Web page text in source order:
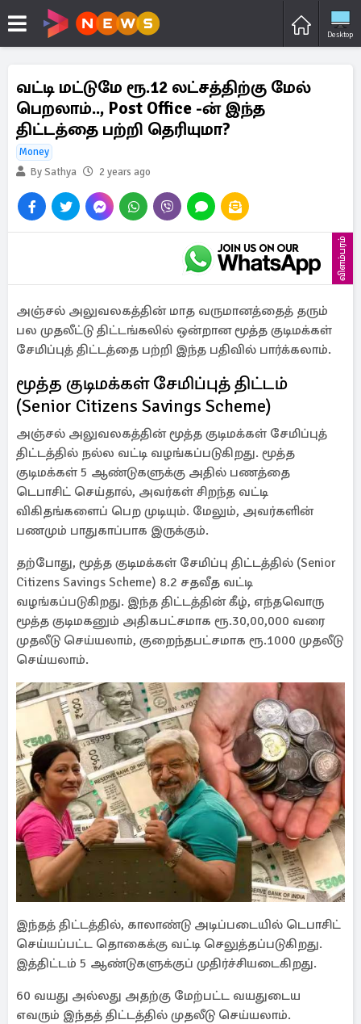
Desktop
வட்டி மட்டுமே ரூ.12 லட்சத்திற்கு மேல்
பெறலாம்.., Post Office -ன் இந்த
திட்டத்தை பற்றி தெரியுமா?
Money
By Sathya
2 years ago
விளம்பரம்
அஞ்சல் அலுவலகத்தின் மாத வருமானத்தைத் தரும்
பல முதலீட்டு திட்டங்கலில் ஒன்றான மூத்த குடிமக்கள்
சேமிப்புத் திட்டத்தை பற்றி இந்த பதிவில் பார்க்கலாம்.
மூத்த குடிமக்கள் சேமிப்புத் திட்டம்
(Senior Citizens Savings Scheme)
அஞ்சல் அலுவலகத்தின் மூத்த குடிமக்கள் சேமிப்புத்
திட்டத்தில் நல்ல வட்டி வழங்கப்படுகிறது. மூத்த
குடிமக்கள் 5 ஆண்டுகளுக்கு அதில் பணத்தை
டெபாசிட் செய்தால், அவர்கள் சிறந்த வட்டி
விகிதங்களைப் பெற முடியும். மேலும், அவர்களின்
பணமும் பாதுகாப்பாக இருக்கும்.
தற்போது, ​​மூத்த குடிமக்கள் சேமிப்பு திட்டத்தில் (Senior
Citizens Savings Scheme) 8.2 சதவீத வட்டி
வழங்கப்படுகிறது. இந்த திட்டத்தின் கீழ், எந்தவொரு
மூத்த குடிமகனும் அதிகபட்சமாக ரூ.30,00,000 வரை
முதலீடு செய்யலாம், குறைந்தபட்சமாக ரூ.1000 முதலீடு
செய்யலாம்.
இந்தத் திட்டத்தில், காலாண்டு அடிப்படையில் டெபாசிட்
செய்யப்பட்ட தொகைக்கு வட்டி செலுத்தப்படுகிறது.
இத்திட்டம் 5 ஆண்டுகளுக்குப் முதிர்ச்சியடைகிறது.
60 வயது அல்லது அதற்கு மேற்பட்ட வயதுடைய
எவரும் இந்தத் திட்டத்தில் முதலீடு செய்யலாம்.